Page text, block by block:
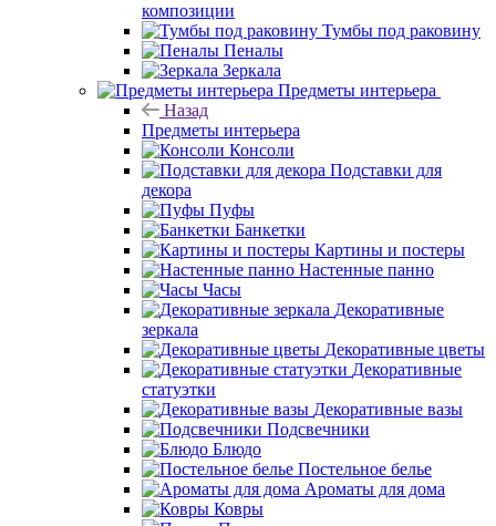
композиции
Тумбы под раковину
Пеналы
Зеркала
Предметы интерьера
Назад
Предметы интерьера
Консоли
Подставки для
декора
Пуфы
Банкетки
Картины и постеры
Настенные панно
Часы
Декоративные
зеркала
Декоративные цветы
Декоративные
статуэтки
Декоративные вазы
Подсвечники
Блюдо
Постельное белье
Ароматы для дома
Ковры